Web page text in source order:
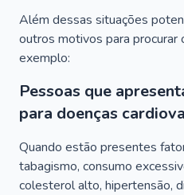
Além dessas situações
outros motivos para procurar
exemplo:
Pessoas que
para doenças
Quando estão presentes
tabagismo, consumo
colesterol alto, hipertensão,